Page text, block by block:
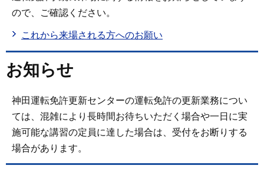
ので、ご確認ください。
これから来場される方へのお願い
お知らせ
神田運転免許更新センターの運転免許の更新業務につい
ては、混雑により長時間お待ちいただく場合や一日に実
施可能な講習の定員に達した場合は、受付をお断りする
場合があります。